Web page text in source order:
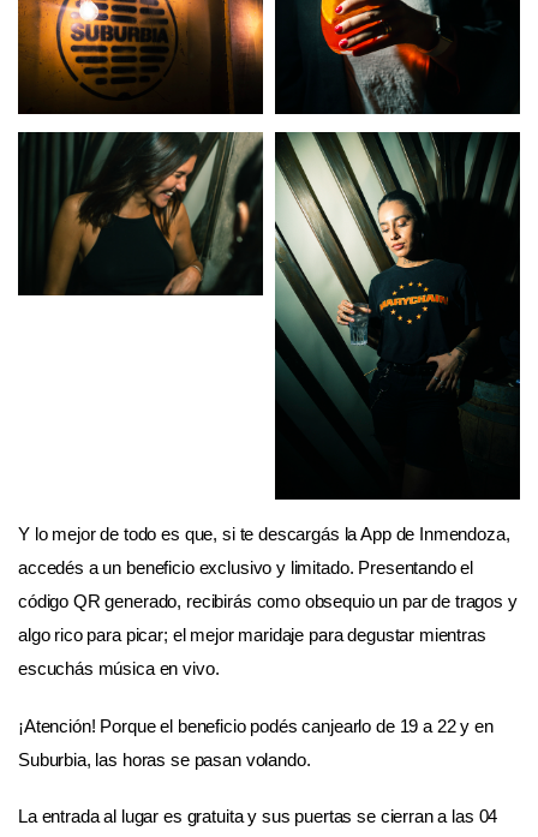
Y lo mejor de todo es que, si te descargás la App de Inmendoza,
accedés a un beneficio exclusivo y limitado. Presentando el
código QR generado, recibirás como obsequio un par de tragos y
algo rico para picar; el mejor maridaje para degustar mientras
escuchás música en vivo.
¡Atención! Porque el beneficio podés canjearlo de 19 a 22 y en
Suburbia, las horas se pasan volando.
La entrada al lugar es gratuita y sus puertas se cierran a las 04